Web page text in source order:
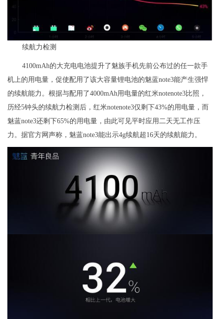
续航力检测
4100mAh的大充电电池提升了魅族手机先前公布过的任一款手
机上的用电量，促使配用了该大容量锂电池的魅蓝note3能产生强悍
的续航能力。根据与配用了4000mAh用电量的红米notenote3比照，
历经5钟头的续航力检测后，红米notenote3仅剩下43%的用电量，而
魅蓝note3还剩下65%的用电量，由此可见平时应用二天无工作压
力。据官方网声称，魅蓝note3能出示4g续航超16天的续航能力。